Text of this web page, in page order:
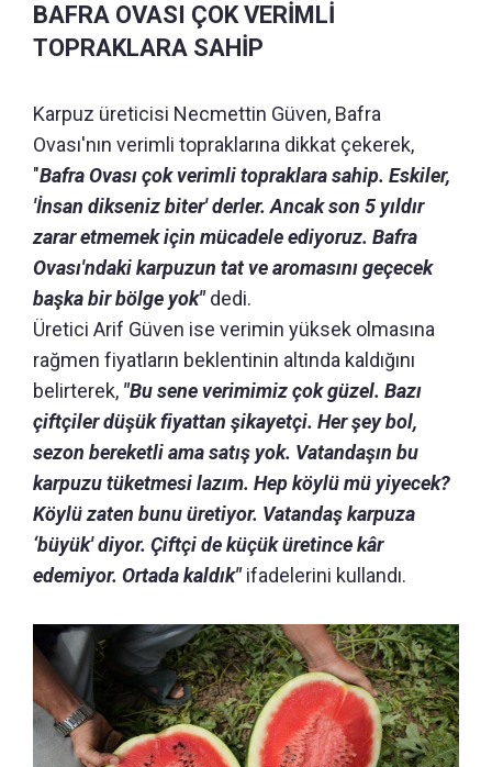
BAFRA OVASI ÇOK VERİMLİ
TOPRAKLARA SAHİP
Karpuz üreticisi Necmettin Güven, Bafra
Ovası'nın verimli topraklarına dikkat çekerek,
"Bafra Ovası çok verimli topraklara sahip. Eskiler,
'İnsan dikseniz biter' derler. Ancak son 5 yıldır
zarar etmemek için mücadele ediyoruz. Bafra
Ovası'ndaki karpuzun tat ve aromasını geçecek
başka bir bölge yok"dedi.
Üretici Arif Güven ise verimin yüksek olmasına
rağmen fiyatların beklentinin altında kaldığını
belirterek, "Bu sene verimimiz çok güzel. Bazı
çiftçiler düşük fiyattan şikayetçi. Her şey bol,
sezon bereketli ama satış yok. Vatandaşın bu
karpuzu tüketmesi lazım. Hep köylü mü yiyecek?
Köylü zaten bunu üretiyor. Vatandaş karpuza
‘büyük' diyor. Çiftçi de küçük üretince kâr
edemiyor. Ortada kaldık"ifadelerini kullandı.